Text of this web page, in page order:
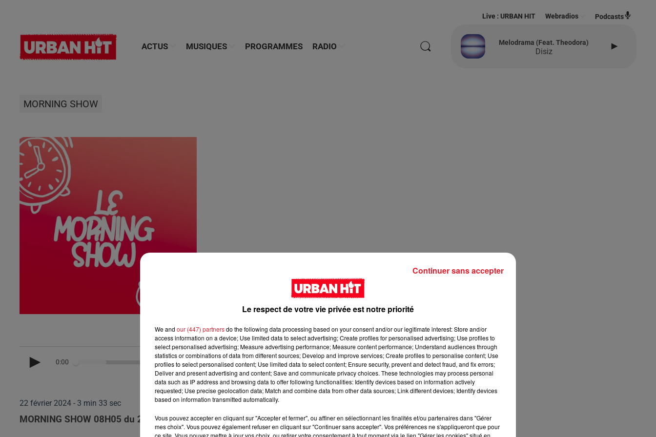
ACTUS MUSIQUES PROGRAMMES RADIO
Live : URBAN HIT Webradios Podcasts
Melodrama (feat. Theodora)
Disiz
MORNING SHOW
0:00 3 min 33 sec
22 février 2024 - 3 min 33 sec
MORNING SHOW 08H05 du 22.02.2024
Le respect de votre vie privée est notre priorité
We and our (447) partnersdo the following data processing based on your consent and/or our legitimate interest: Store and/or
access information on a device; Use limited data to select advertising; Create profiles for personalised advertising; Use profiles to
select personalised advertising; Measure advertising performance; Measure content performance; Understand audiences through
statistics or combinations of data from different sources; Develop and improve services; Create profiles to personalise content; Use
profiles to select personalised content; Use limited data to select content; Ensure security, prevent and detect fraud, and fix errors;
Deliver and present advertising and content; Save and communicate privacy choices. These technologies may process personal
data such as IP address and browsing data to offer following functionalities: Identify devices based on information actively
requested; Use precise geolocation data; Match and combine data from other data sources; Link different devices; Identify devices
based on information transmitted automatically.
Vous pouvez accepter en cliquant sur "Accepter et fermer", ou affiner en sélectionnant les finalités et/ou partenaires dans "Gérer
mes choix". Vous pouvez également refuser en cliquant sur "Continuer sans accepter". Vos préférences ne s'appliqueront que pour
ce site. Vous pouvez mettre à jour vos choix, ou retirer votre consentement à tout moment via le lien "Gérer les cookies" situé en
Continuer sans accepter